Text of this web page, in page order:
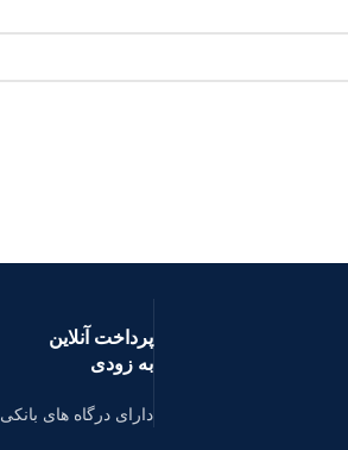
پرداخت آنلاین
به زودی
دارای درگاه های بانکی